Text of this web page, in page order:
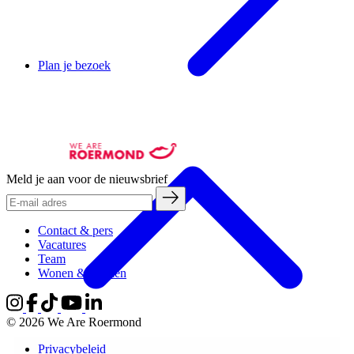
Plan je bezoek
Meld je aan voor de nieuwsbrief
Contact & pers
Vacatures
Team
Wonen & werken
© 2026 We Are Roermond
Privacybeleid